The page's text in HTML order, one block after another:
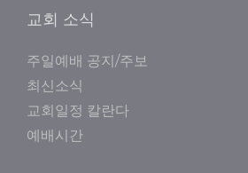
교회 소식
주일예배 공지/주보
최신소식
교회일정 칼란다
예배시간